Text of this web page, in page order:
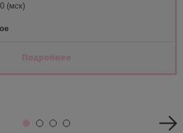
(мск)
Подробнее